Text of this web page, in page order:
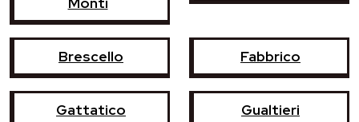
Brescello Fabbrico
Gattatico Gualtieri